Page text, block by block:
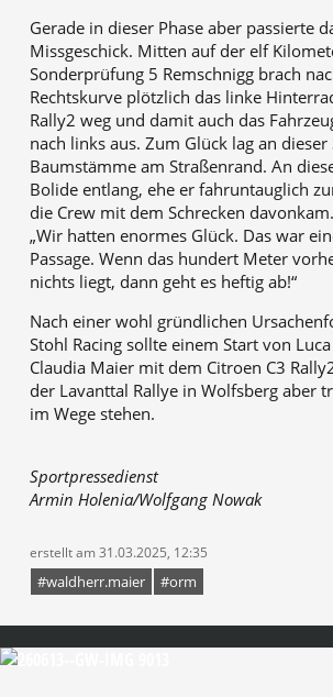
Gerade in dieser Phase aber passierte
Missgeschick. Mitten auf der elf
Sonderprüfung 5 Remschnigg brach
Rechtskurve plötzlich das linke
Rally2 weg und damit auch das
nach links aus. Zum Glück lag an dieser
Baumstämme am Straßenrand. An
Bolide entlang, ehe er fahruntauglich
die Crew mit dem Schrecken
„Wir hatten enormes Glück. Das war
Passage. Wenn das hundert Meter
nichts liegt, dann geht es heftig ab!“
Nach einer wohl gründlichen
Stohl Racing sollte einem Start von
Claudia Maier mit dem Citroen C3
der Lavanttal Rallye in Wolfsberg aber
im Wege stehen.
Sportpressedienst
Armin Holenia/Wolfgang Nowak
erstellt am 31.03.2025, 12:35
#waldherr.maier #orm